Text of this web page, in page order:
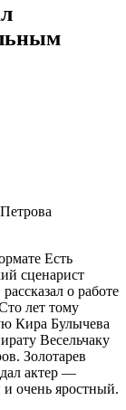
Есть
сценарист
о работе
лет тому
Кира Булычева
Весельчаку
Золотарев
актер —
очень яростный.